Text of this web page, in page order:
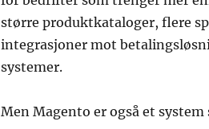
større produktkataloger, flere
integrasjoner mot
systemer.
Men Magento er også et